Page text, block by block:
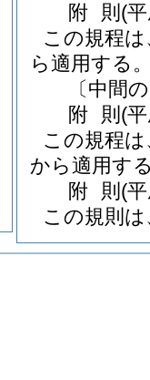
附 則 (
この規程
ら適用する
〔中間
附 則 (
この規程
から適用す
附 則 (
この規則